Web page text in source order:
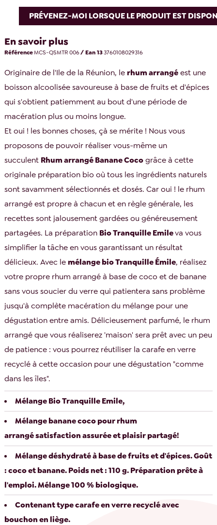
PRÉVENEZ-MOI LORSQUE LE PRODUIT EST
En savoir plus
RéférenceMCS-QSMTR 006/ Ean 133760108029316
Originaire de l'Ile de la Réunion, le rhum arrangéest une
boisson alcoolisée savoureuse à base de fruits et d'épices
qui s'obtient patiemment au bout d'une période de
macération plus ou moins longue.
Et oui ! les bonnes choses, çà se mérite ! Nous vous
proposons de pouvoir réaliser vous-même un
succulent Rhum arrangé Banane Cocogrâce à cette
originale préparation bio où tous les ingrédients naturels
sont savamment sélectionnés et dosés. Car oui ! le rhum
arrangé est propre à chacun et en règle générale, les
recettes sont jalousement gardées ou généreusement
partagées. La préparation Bio Tranquille Emileva vous
simplifier la tâche en vous garantissant un résultat
délicieux. Avec le mélange bio Tranquille Émile, réalisez
votre propre rhum arrangé à base de coco et de banane
sans vous soucier du verre qui patientera sans problème
jusqu'à complète macération du mélange pour une
dégustation entre amis. Délicieusement parfumé, le rhum
arrangé que vous réaliserez 'maison' sera prêt avec un peu
de patience : vous pourrez réutiliser la carafe en verre
recyclé à cette occasion pour une dégustation "comme
dans les îles".
Mélange Bio Tranquille Emile,
Mélange banane coco pour rhum
arrangé satisfaction assurée et plaisir partagé!
Mélange déshydraté à base de fruits et d'épices. Goût
: coco et banane. Poids net : 110 g. Préparation prête à
l'emploi. Mélange 100 % biologique.
Contenant type carafe en verre recyclé avec
bouchon en liège.